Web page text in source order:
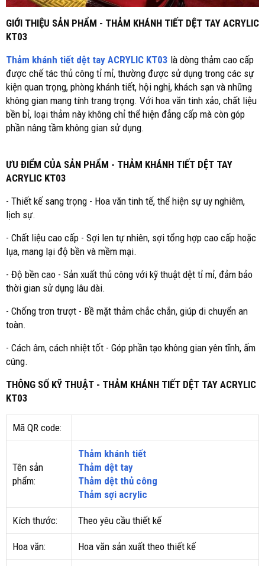
GIỚI THIỆU SẢN PHẨM - THẢM KHÁNH TIẾT DỆT TAY ACRYLIC
KT03
Thảm khánh tiết dệt tay ACRYLIC KT03 là dòng thảm cao cấp
được chế tác thủ công tỉ mỉ, thường được sử dụng trong các sự
kiện quan trọng, phòng khánh tiết, hội nghị, khách sạn và những
không gian mang tính trang trọng. Với hoa văn tinh xảo, chất liệu
bền bỉ, loại thảm này không chỉ thể hiện đẳng cấp mà còn góp
phần nâng tầm không gian sử dụng.
ƯU ĐIỂM CỦA SẢN PHẨM - THẢM KHÁNH TIẾT DỆT TAY
ACRYLIC KT03
- Thiết kế sang trọng - Hoa văn tinh tế, thể hiện sự uy nghiêm,
lịch sự.
- Chất liệu cao cấp - Sợi len tự nhiên, sợi tổng hợp cao cấp hoặc
lụa, mang lại độ bền và mềm mại.
- Độ bền cao - Sản xuất thủ công với kỹ thuật dệt tỉ mỉ, đảm bảo
thời gian sử dụng lâu dài.
- Chống trơn trượt - Bề mặt thảm chắc chắn, giúp di chuyển an
toàn.
- Cách âm, cách nhiệt tốt - Góp phần tạo không gian yên tĩnh, ấm
cúng.
THÔNG SỐ KỸ THUẬT - THẢM KHÁNH TIẾT DỆT TAY ACRYLIC
KT03
Mã QR code:
Tên sản
phẩm:
Thảm khánh tiết
Thảm dệt tay
Thảm dệt thủ công
Thảm sợi acrylic
Kích thước: Theo yêu cầu thiết kế
Hoa văn: Hoa văn sản xuất theo thiết kế